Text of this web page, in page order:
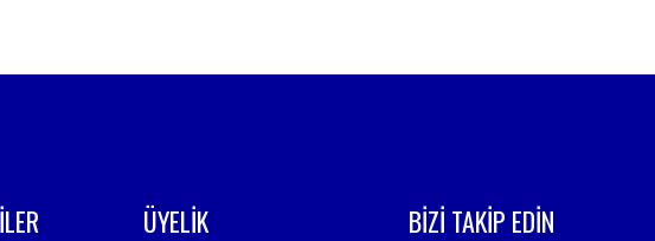
ÜYELİK BİZİ TAKİP EDİN